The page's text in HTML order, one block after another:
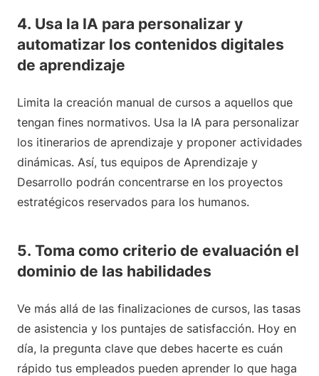
4. Usa la IA para personalizar y
automatizar los contenidos digitales
de aprendizaje
Limita la creación manual de cursos a aquellos que
tengan fines normativos. Usa la IA para personalizar
los itinerarios de aprendizaje y proponer actividades
dinámicas. Así, tus equipos de Aprendizaje y
Desarrollo podrán concentrarse en los proyectos
estratégicos reservados para los humanos.
5. Toma como criterio de evaluación el
dominio de las habilidades
Ve más allá de las finalizaciones de cursos, las tasas
de asistencia y los puntajes de satisfacción. Hoy en
día, la pregunta clave que debes hacerte es cuán
rápido tus empleados pueden aprender lo que haga